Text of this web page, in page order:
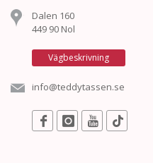
Dalen 160
449 90 Nol
Vägbeskrivning
info@teddytassen.se